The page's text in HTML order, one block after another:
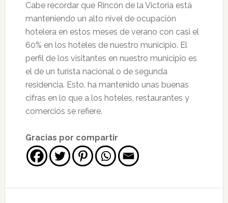
Cabe recordar que Rincón de la Victoria está
manteniendo un alto nivel de ocupación
hotelera en estos meses de verano con casi el
60% en los hoteles de nuestro municipio. El
perfil de los visitantes en nuestro municipio es
el de un turista nacional o de segunda
residencia. Esto, ha mantenido unas buenas
cifras en lo que a los hoteles, restaurantes y
comercios se refiere.
Gracias por compartir